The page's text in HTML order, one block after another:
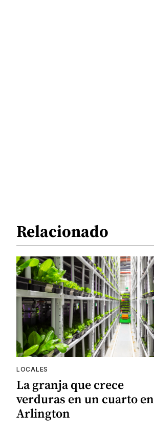
Relacionado
LOCALES
La granja que crece
verduras en un cuarto en
Arlington